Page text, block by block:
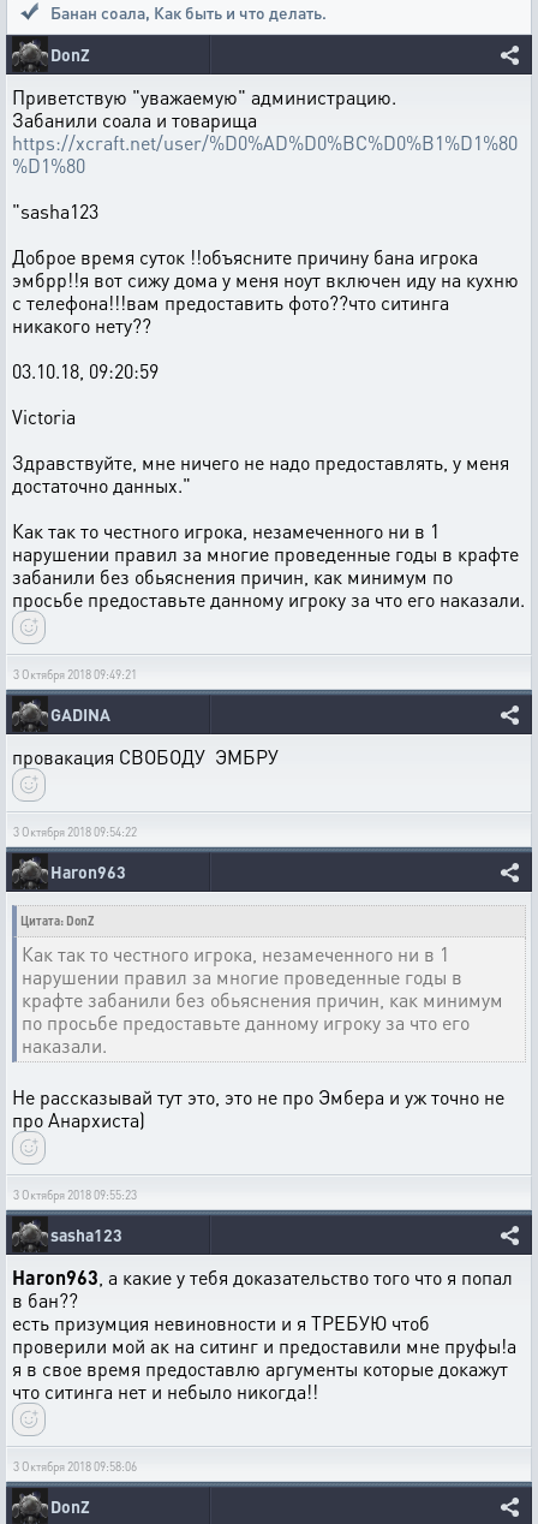
Банан соала, Как быть и что делать.
DonZ
Приветствую "уважаемую" администрацию.
Забанили соала и товарища
https://xcraft.net/user/%D0%AD%D0%BC%D0%B1%D1%80
%D1%80
"sasha123
Доброе время суток !!объясните причину бана игрока
эмбрр!!я вот сижу дома у меня ноут включен иду на кухню
с телефона!!!вам предоставить фото??что ситинга
никакого нету??
03.10.18, 09:20:59
Victoria
Здравствуйте, мне ничего не надо предоставлять, у меня
достаточно данных."
Как так то честного игрока, незамеченного ни в 1
нарушении правил за многие проведенные годы в крафте
забанили без обьяснения причин, как минимум по
просьбе предоставьте данному игроку за что его наказали.
3 Октября 2018 09:49:21
GADINA
провакация СВОБОДУ ЭМБРУ
3 Октября 2018 09:54:22
Haron963
Цитата: DonZ
Как так то честного игрока, незамеченного ни в 1
нарушении правил за многие проведенные годы в
крафте забанили без обьяснения причин, как минимум
по просьбе предоставьте данному игроку за что его
наказали.
Не рассказывай тут это, это не про Эмбера и уж точно не
про Анархиста)
3 Октября 2018 09:55:23
sasha123
Haron963 , а какие у тебя доказательство того что я попал
в бан??
есть призумция невиновности и я ТРЕБУЮ чтоб
проверили мой ак на ситинг и предоставили мне пруфы!а
я в свое время предоставлю аргументы которые докажут
что ситинга нет и небыло никогда!!
3 Октября 2018 09:58:06
DonZ